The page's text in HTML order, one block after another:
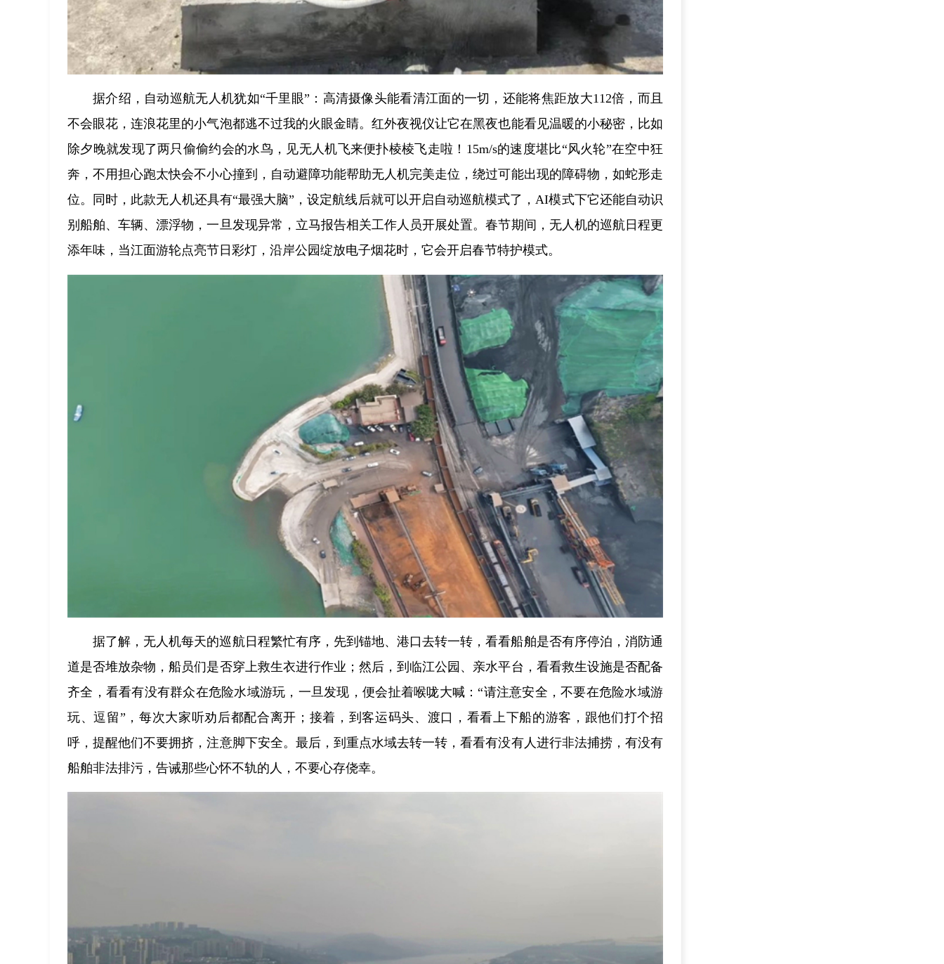
据介绍，自动巡航无人机犹如“千里眼”：高清摄像头能看清江面的一切，还能将焦距放大112倍，而且
不会眼花，连浪花里的小气泡都逃不过我的火眼金睛。红外夜视仪让它在黑夜也能看见温暖的小秘密，比如
除夕晚就发现了两只偷偷约会的水鸟，见无人机飞来便扑棱棱飞走啦！15m/s的速度堪比“风火轮”在空中狂
奔，不用担心跑太快会不小心撞到，自动避障功能帮助无人机完美走位，绕过可能出现的障碍物，如蛇形走
位。同时，此款无人机还具有“最强大脑”，设定航线后就可以开启自动巡航模式了，AI模式下它还能自动识
别船舶、车辆、漂浮物，一旦发现异常，立马报告相关工作人员开展处置。春节期间，无人机的巡航日程更
添年味，当江面游轮点亮节日彩灯，沿岸公园绽放电子烟花时，它会开启春节特护模式。
据了解，无人机每天的巡航日程繁忙有序，先到锚地、港口去转一转，看看船舶是否有序停泊，消防通
道是否堆放杂物，船员们是否穿上救生衣进行作业；然后，到临江公园、亲水平台，看看救生设施是否配备
齐全，看看有没有群众在危险水域游玩，一旦发现，便会扯着喉咙大喊：“请注意安全，不要在危险水域游
玩、逗留”，每次大家听劝后都配合离开；接着，到客运码头、渡口，看看上下船的游客，跟他们打个招
呼，提醒他们不要拥挤，注意脚下安全。最后，到重点水域去转一转，看看有没有人进行非法捕捞，有没有
船舶非法排污，告诫那些心怀不轨的人，不要心存侥幸。